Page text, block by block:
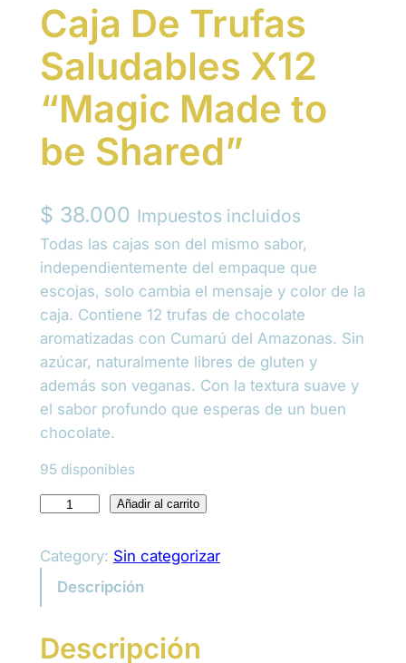
Caja De Trufas
Saludables X12
“Magic Made to
be Shared”
$ 38.000 Impuestos incluidos
Todas las cajas son del mismo sabor,
independientemente del empaque que
escojas, solo cambia el mensaje y color de la
caja. Contiene 12 trufas de chocolate
aromatizadas con Cumarú del Amazonas. Sin
azúcar, naturalmente libres de gluten y
además son veganas. Con la textura suave y
el sabor profundo que esperas de un buen
chocolate.
95 disponibles
j
T
Añadir al carrito
Category: Sin categorizar
Descripción
Descripción